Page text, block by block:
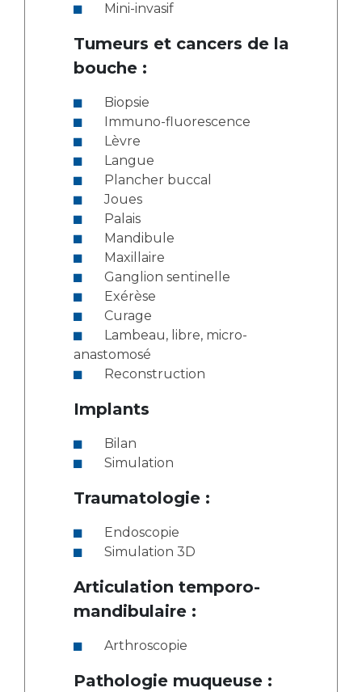
Mini-invasif
Tumeurs et cancers de la
bouche :
Biopsie
Immuno-fluorescence
Lèvre
Langue
Plancher buccal
Joues
Palais
Mandibule
Maxillaire
Ganglion sentinelle
Exérèse
Curage
anastomosé
Reconstruction
Implants
Bilan
Simulation
Traumatologie :
Endoscopie
Simulation 3D
Articulation temporo-
mandibulaire :
Arthroscopie
Pathologie muqueuse :